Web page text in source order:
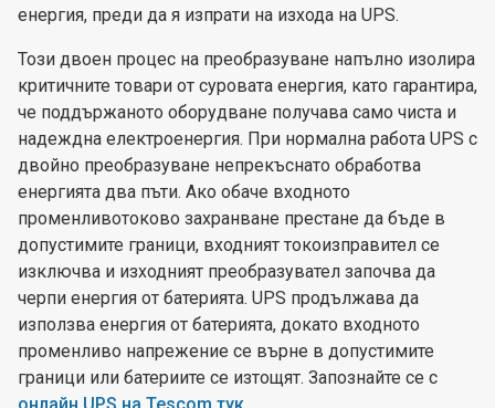
енергия, преди да я изпрати на изхода на UPS.
Този двоен процес на преобразуване напълно изолира
критичните товари от суровата енергия, като гарантира,
че поддържаното оборудване получава само чиста и
надеждна електроенергия. При нормална работа UPS с
двойно преобразуване непрекъснато обработва
енергията два пъти. Ако обаче входното
променливотоково захранване престане да бъде в
допустимите граници, входният токоизправител се
изключва и изходният преобразувател започва да
черпи енергия от батерията. UPS продължава да
използва енергия от батерията, докато входното
променливо напрежение се върне в допустимите
граници или батериите се изтощят. Запознайте се с